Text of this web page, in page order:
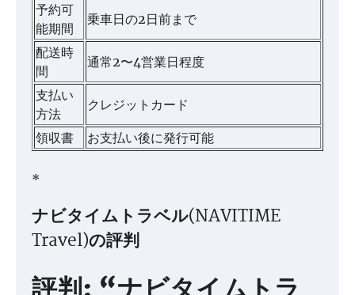
予約可
能期間
乗車日の2日前まで
配送時
間
通常2〜4営業日程度
支払い
方法
クレジットカード
領収書 お支払い後に発行可能
*
ナビタイムトラベル(NAVITIME
Travel)の評判